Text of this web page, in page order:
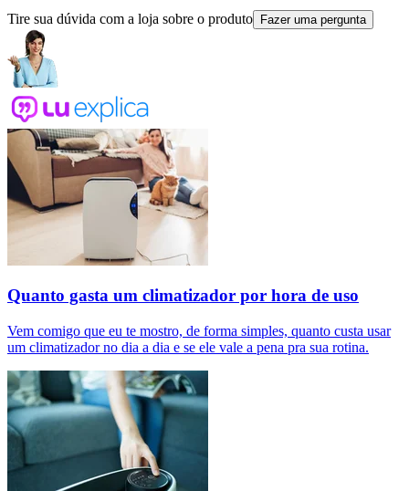
Tire sua dúvida com a loja sobre o produto Fazer uma pergunta
Quanto gasta um climatizador por hora de uso
Vem comigo que eu te mostro, de forma simples, quanto custa usar
um climatizador no dia a dia e se ele vale a pena pra sua rotina.